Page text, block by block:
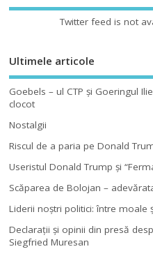
Twitter feed is not
Ultimele articole
Goebels – ul CTP şi Goeringul
clocot
Nostalgii
Riscul de a paria pe Donald
Useristul Donald Trump şi
Scăparea de Bolojan –
Liderii noştri politici: între moale
Declaraţii şi opinii din presă
Siegfried Muresan